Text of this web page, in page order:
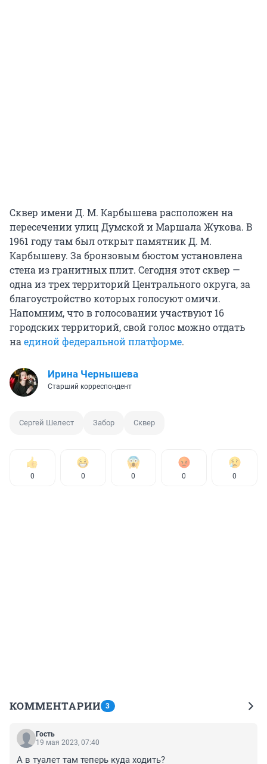
Сквер имени Д. М. Карбышева расположен на
пересечении улиц Думской и Маршала Жукова. В
1961 году там был открыт памятник Д. М.
Карбышеву. За бронзовым бюстом установлена
стена из гранитных плит. Сегодня этот сквер —
одна из трех территорий Центрального округа, за
благоустройство которых голосуют омичи.
Напомним, что в голосовании участвуют 16
городских территорий, свой голос можно отдать
на единой федеральной платформе.
Ирина Чернышева
Старший корреспондент
Сергей Шелест Забор Сквер
0 0 0 0 0
КОММЕНТАРИИ 3
Гость
19 мая 2023, 07:40
А в туалет там теперь куда ходить?